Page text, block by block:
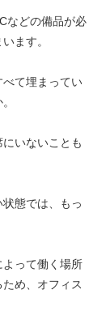
などの備品が必
ます。
べて埋まってい
いないことも
態では、もっ
って働く場所
め、オフィス